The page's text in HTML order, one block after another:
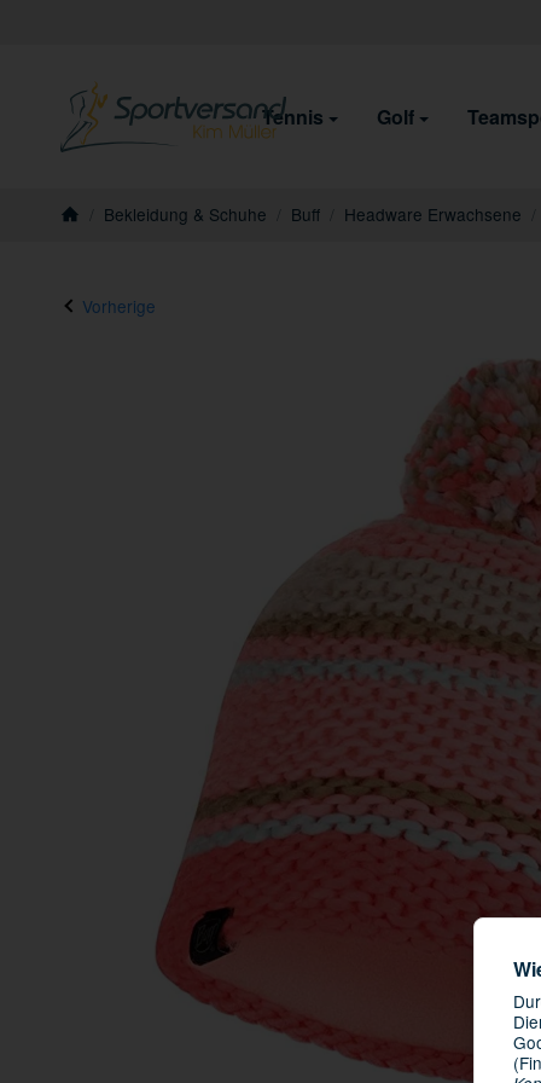
Tennis Golf
Bekleidung & Schuhe Buff Headware Erwachsene
Vorherige